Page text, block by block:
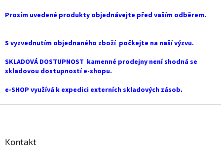
Prosím uvedené produkty objednávejte před vaším odběrem.
S vyzvednutím objednaného zboží počkejte na naší výzvu.
SKLADOVÁ DOSTUPNOST kamenné prodejny není shodná se
skladovou dostupností e-shopu.
e-SHOP využívá k expedici externích skladových zásob.
Kontakt